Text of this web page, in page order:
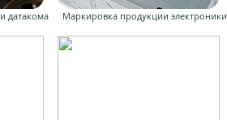
датакома Маркировка продукции электроники